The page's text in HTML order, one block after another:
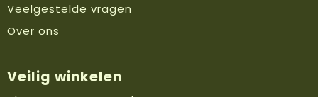
Veelgestelde vragen
Over ons
Veilig winkelen